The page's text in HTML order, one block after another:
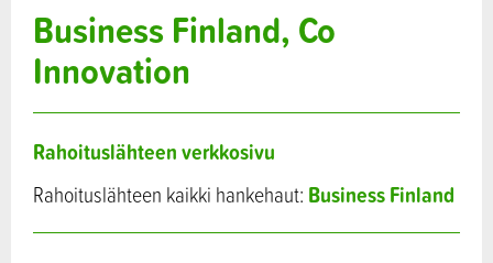
Business Finland, Co
Innovation
Rahoituslähteen verkkosivu
Rahoituslähteen kaikki hankehaut: Business Finland